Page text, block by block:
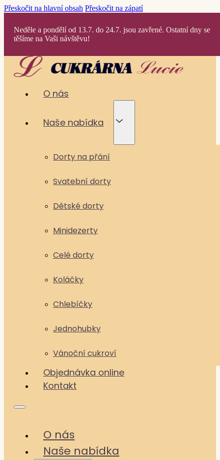
Přeskočit na hlavní obsah Přeskočit na zápatí
Neděle a pondělí od 13.7. do 24.7. jsou zavřené. Ostatní dny se
těšíme na Vaši návštěvu!
O nás
Naše nabídka
Dorty na přání
Svatební dorty
Dětské dorty
Minidezerty
Celé dorty
Koláčky
Chlebíčky
Jednohubky
Vánoční cukroví
Objednávka online
Kontakt
O nás
Naše nabídka